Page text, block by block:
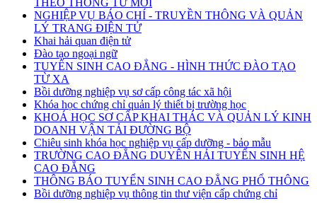
THEO THÔNG TƯ MỚI
NGHIỆP VỤ BÁO CHÍ - TRUYỀN THÔNG VÀ QUẢN
LÝ TRANG ĐIỆN TỬ
Khai hải quan điện tử
Đào tạo ngoại ngữ
TUYỂN SINH CAO ĐẲNG - HÌNH THỨC ĐÀO TẠO
TỪ XA
Bồi dưỡng nghiệp vụ sơ cấp công tác xã hội
Khóa học chứng chỉ quản lý thiết bị trường học
KHOÁ HỌC SƠ CẤP KHAI THÁC VÀ QUẢN LÝ KINH
DOANH VẬN TẢI ĐƯỜNG BỘ
Chiêu sinh khóa học nghiệp vụ cấp dưỡng - bảo mẫu
TRƯỜNG CAO ĐẲNG DUYÊN HẢI TUYỂN SINH HỆ
CAO ĐẲNG
THÔNG BÁO TUYỂN SINH CAO ĐẲNG PHỔ THÔNG
Bồi dưỡng nghiệp vụ thông tin thư viện cấp chứng chỉ